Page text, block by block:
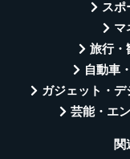
スポ
マ
旅行・
自動車
ガジェット・
芸能・エ
関